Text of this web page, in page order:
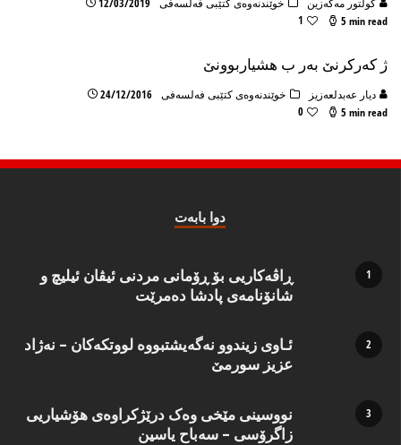
كولتور مه‌گه‌زین خوێندنەوەی کتێبی فەلسەفی
12/03/2019
5 min read
1
ژ کەرکرنێ بەر ب هشیاربوونێ
دیار عه‌بدلعه‌زیز خوێندنەوەی کتێبی فەلسەفی
24/12/2016
5 min read
0
دوا بابه‌ت
ڕاڤەکاریی بۆ ڕۆمانی مردنی ئیڤان ئیلیچ و
شانۆنامەی پادشا دەمرێت
ئـاوی زیندوو نه‌گه‌یشتبووه‌ لووتكه‌كان – نه‌ژاد
عزیز سورمێ
نووسینی مێخی وەک درێژکراوەی هۆشیاریی
زاگرۆسی – سەباح یاسین